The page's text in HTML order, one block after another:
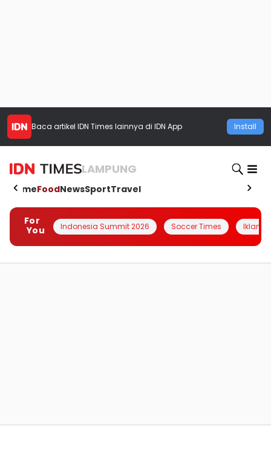
Baca artikel IDN Times lainnya di IDN App Install
LAMPUNG
HomeFoodNewsSportTravel
For
You
Indonesia Summit 2026 Soccer Times Iklanin